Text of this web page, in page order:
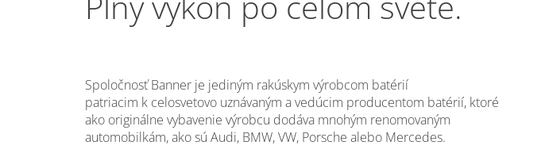
Spoločnosť Banner je jediným rakúskym výrobcom batérií
patriacim k celosvetovo uznávaným a vedúcim producentom batérií, ktoré
ako originálne vybavenie výrobcu dodáva mnohým renomovaným
automobilkám, ako sú Audi, BMW, VW, Porsche alebo Mercedes.